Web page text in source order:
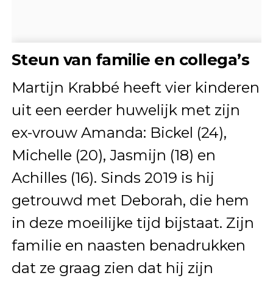
Steun van familie en collega’s
Martijn Krabbé heeft vier kinderen
uit een eerder huwelijk met zijn
ex-vrouw Amanda: Bickel (24),
Michelle (20), Jasmijn (18) en
Achilles (16). Sinds 2019 is hij
getrouwd met Deborah, die hem
in deze moeilijke tijd bijstaat. Zijn
familie en naasten benadrukken
dat ze graag zien dat hij zijn